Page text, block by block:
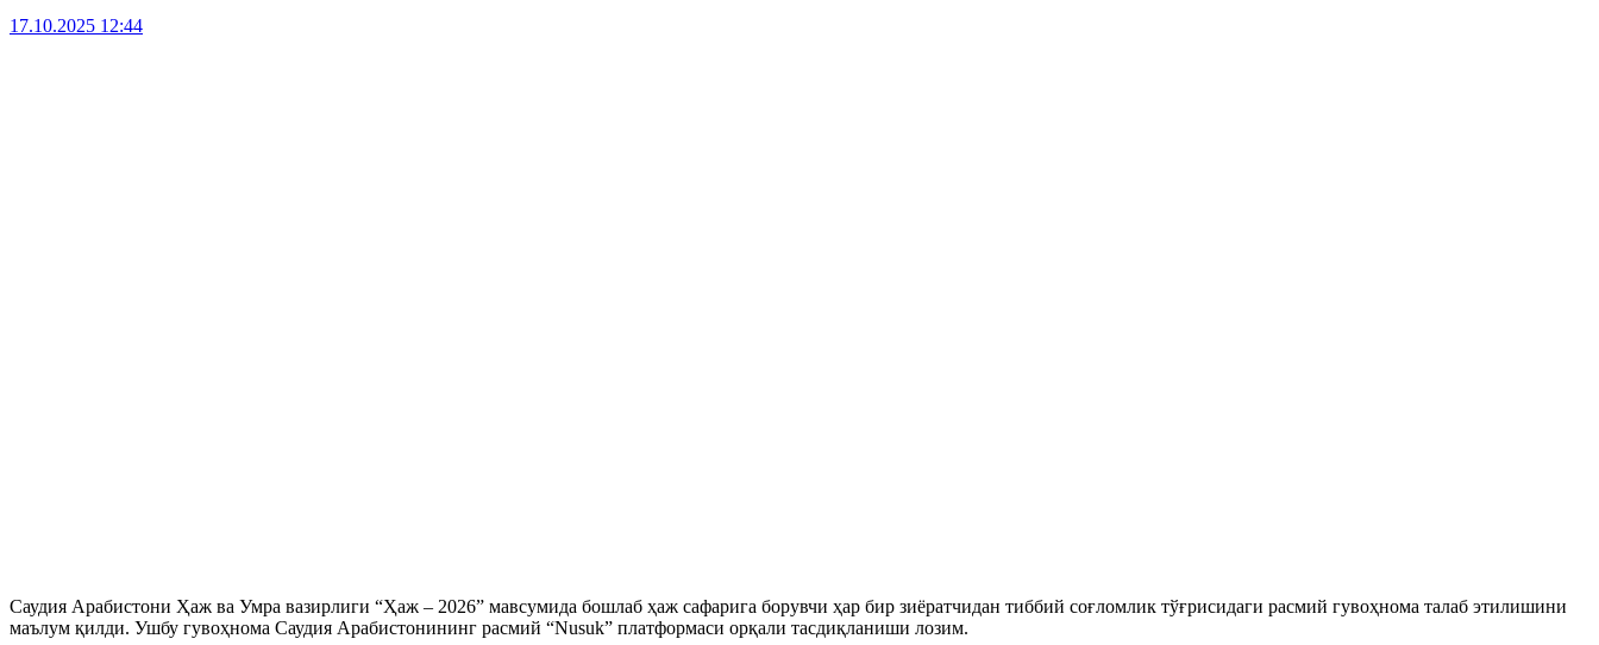
17.10.2025 12:44
Саудия Арабистони Ҳаж ва Умра вазирлиги “Ҳаж – 2026” мавсумида бошлаб ҳаж сафаригa борувчи ҳар бир зиёрaтчидан тиббий сoғломлик тўғрисидаги расмий гувоҳнома талаб этилишини
маълум қилди. Ушбу гувоҳнома Саудия Арабистонининг расмий “Nusuk” платформаси орқали тасдиқланиши лозим.